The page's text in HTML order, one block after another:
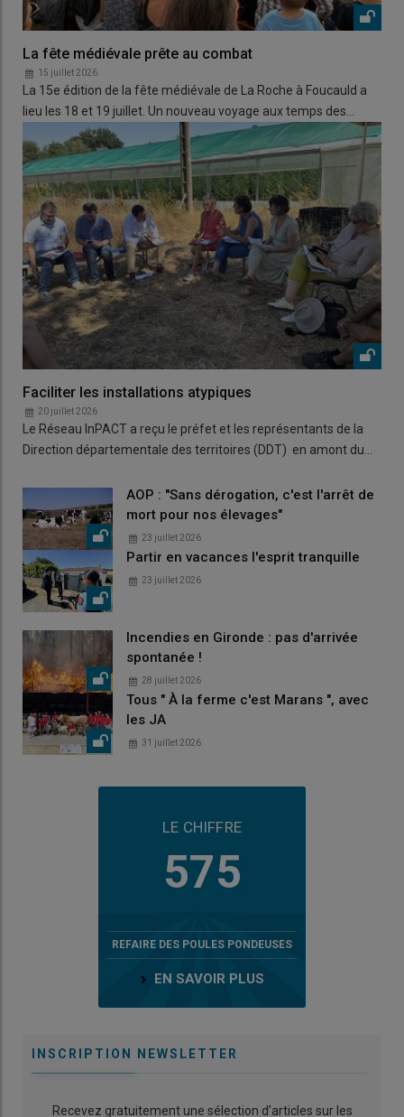
La fête médiévale prête au combat
15 juillet 2026
La 15e édition de la fête médiévale de La Roche à Foucauld a
lieu les 18 et 19 juillet. Un nouveau voyage aux temps des…
Faciliter les installations atypiques
20 juillet 2026
Le Réseau InPACT a reçu le préfet et les représentants de la
Direction départementale des territoires (DDT) en amont du…
AOP : "Sans dérogation, c'est l'arrêt de
mort pour nos élevages"
23 juillet 2026
Partir en vacances l'esprit tranquille
23 juillet 2026
Incendies en Gironde : pas d'arrivée
spontanée !
28 juillet 2026
Tous " À la ferme c'est Marans ", avec
les JA
31 juillet 2026
LE CHIFFRE
575
REFAIRE DES POULES PONDEUSES
EN SAVOIR PLUS
INSCRIPTION NEWSLETTER
Recevez gratuitement une sélection d’articles sur les